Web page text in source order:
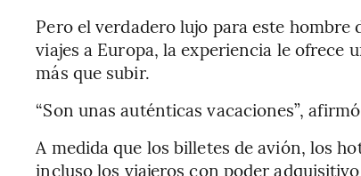
Pero el verdadero lujo para este hombre
viajes a Europa, la experiencia le ofrece
más que subir.
“Son unas auténticas vacaciones”,
A medida que los billetes de avión, los
incluso los viajeros con poder